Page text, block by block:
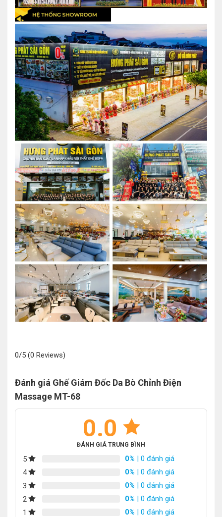
0/5 (0 Reviews)
Đánh giá Ghế Giám Đốc Da Bò Chỉnh Điện
Massage MT-68
0.0
ĐÁNH GIÁ TRUNG BÌNH
5 0% | 0 đánh giá
4
0% | 0 đánh giá
3
0% | 0 đánh giá
2
0% | 0 đánh giá
1
0% | 0 đánh giá